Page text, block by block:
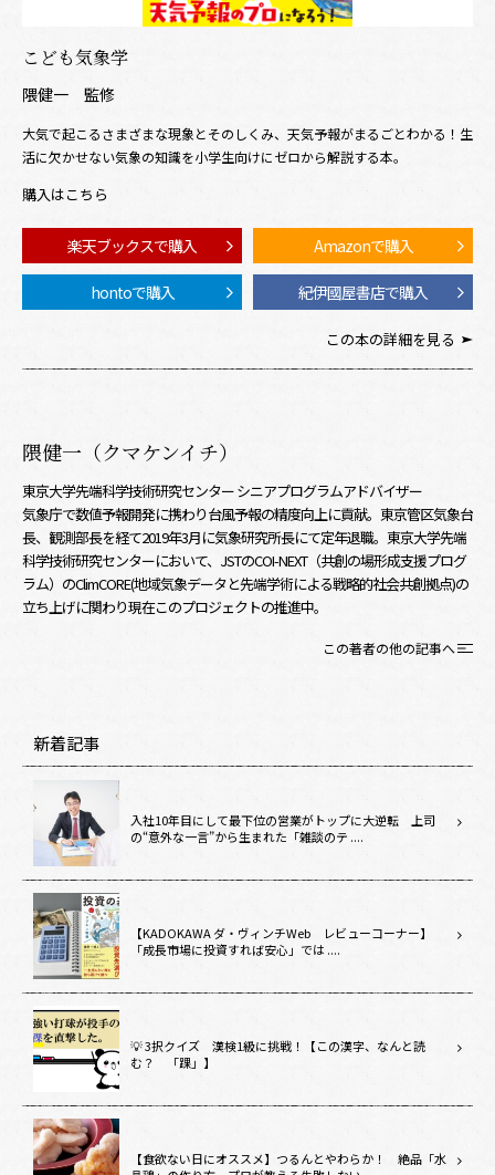
こども気象学
隈健一 監修
大気で起こるさまざまな現象とそのしくみ、天気予報がまるごとわかる！生
活に欠かせない気象の知識を小学生向けにゼロから解説する本。
購入はこちら
楽天ブックスで購入 Amazonで購入
hontoで購入 紀伊國屋書店で購入
この本の詳細を見る
隈健一（クマケンイチ）
東京大学先端科学技術研究センター シニアプログラムアドバイザー
気象庁で数値予報開発に携わり台風予報の精度向上に貢献。東京管区気象台
長、観測部長を経て2019年3月に気象研究所長にて定年退職。東京大学先端
科学技術研究センターにおいて、JSTのCOI-NEXT（共創の場形成支援プログ
ラム）のClimCORE(地域気象データと先端学術による戦略的社会共創拠点)の
立ち上げに関わり現在このプロジェクトの推進中。
この著者の他の記事へ
新着記事
入社10年目にして最下位の営業がトップに大逆転 上司
の“意外な一言”から生まれた「雑談のテ ....
【KADOKAWA ダ・ヴィンチWeb レビューコーナー】
「成長市場に投資すれば安心」では ....
💡 3択クイズ 漢検1級に挑戦！【この漢字、なんと読
む？ 「踝」】
【食欲ない日にオススメ】つるんとやわらか！ 絶品「水